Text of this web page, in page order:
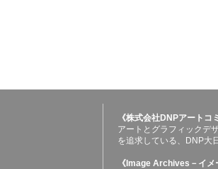
《株式会社DNPアート
アートとグラフィックデ
を追求している、DNP大
《Image Archives－イ